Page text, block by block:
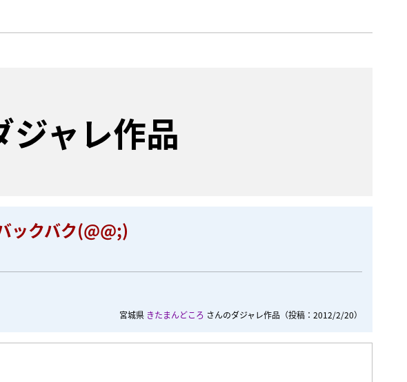
ジャレ作品
ックバク(@@;)
宮城県 きたまんどころ さんのダジャレ作品 （投稿：2012/2/20）